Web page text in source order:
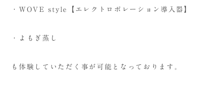
・WOVE style【エレクトロポレーション導入器】
・よもぎ蒸し
も体験していただく事が可能となっております。